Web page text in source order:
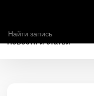
Новости и статьи